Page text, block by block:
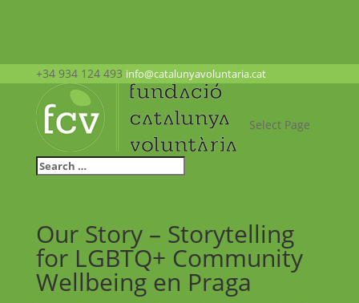
+34 934 124 493 info@catalunyavoluntaria.cat
Select Page
Our Story – Storytelling
for LGBTQ+ Community
Wellbeing en Praga